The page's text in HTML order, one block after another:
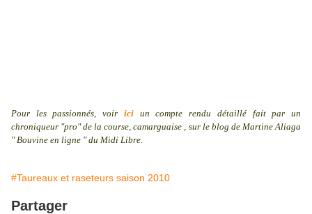
Pour les passionnés, voir iciun compte rendu détaillé fait par un
chroniqueur "pro" de la course, camarguaise , sur le blog de Martine Aliaga
" Bouvine en ligne " du Midi Libre.
#Taureaux et raseteurs saison 2010
Partager